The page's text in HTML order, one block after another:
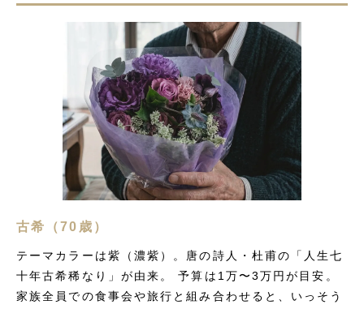
古希（70歳）
テーマカラーは紫（濃紫）。唐の詩人・杜甫の「人生七
十年古希稀なり」が由来。 予算は1万〜3万円が目安。
家族全員での食事会や旅行と組み合わせると、いっそう